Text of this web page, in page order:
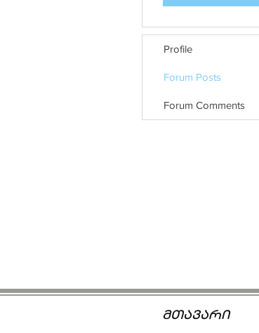
Profile
Forum Posts
Forum Comments
მთავარი